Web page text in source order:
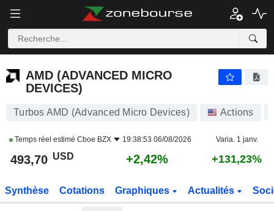
AMD (ADVANCED MICRO
DEVICES)
Turbos AMD (Advanced Micro Devices) Actions
Temps réel estimé Cboe BZX 19:38:53 06/08/2026 Varia. 1 janv.
493,70 USD +2,42% +131,23%
Synthèse Cotations Graphiques Actualités